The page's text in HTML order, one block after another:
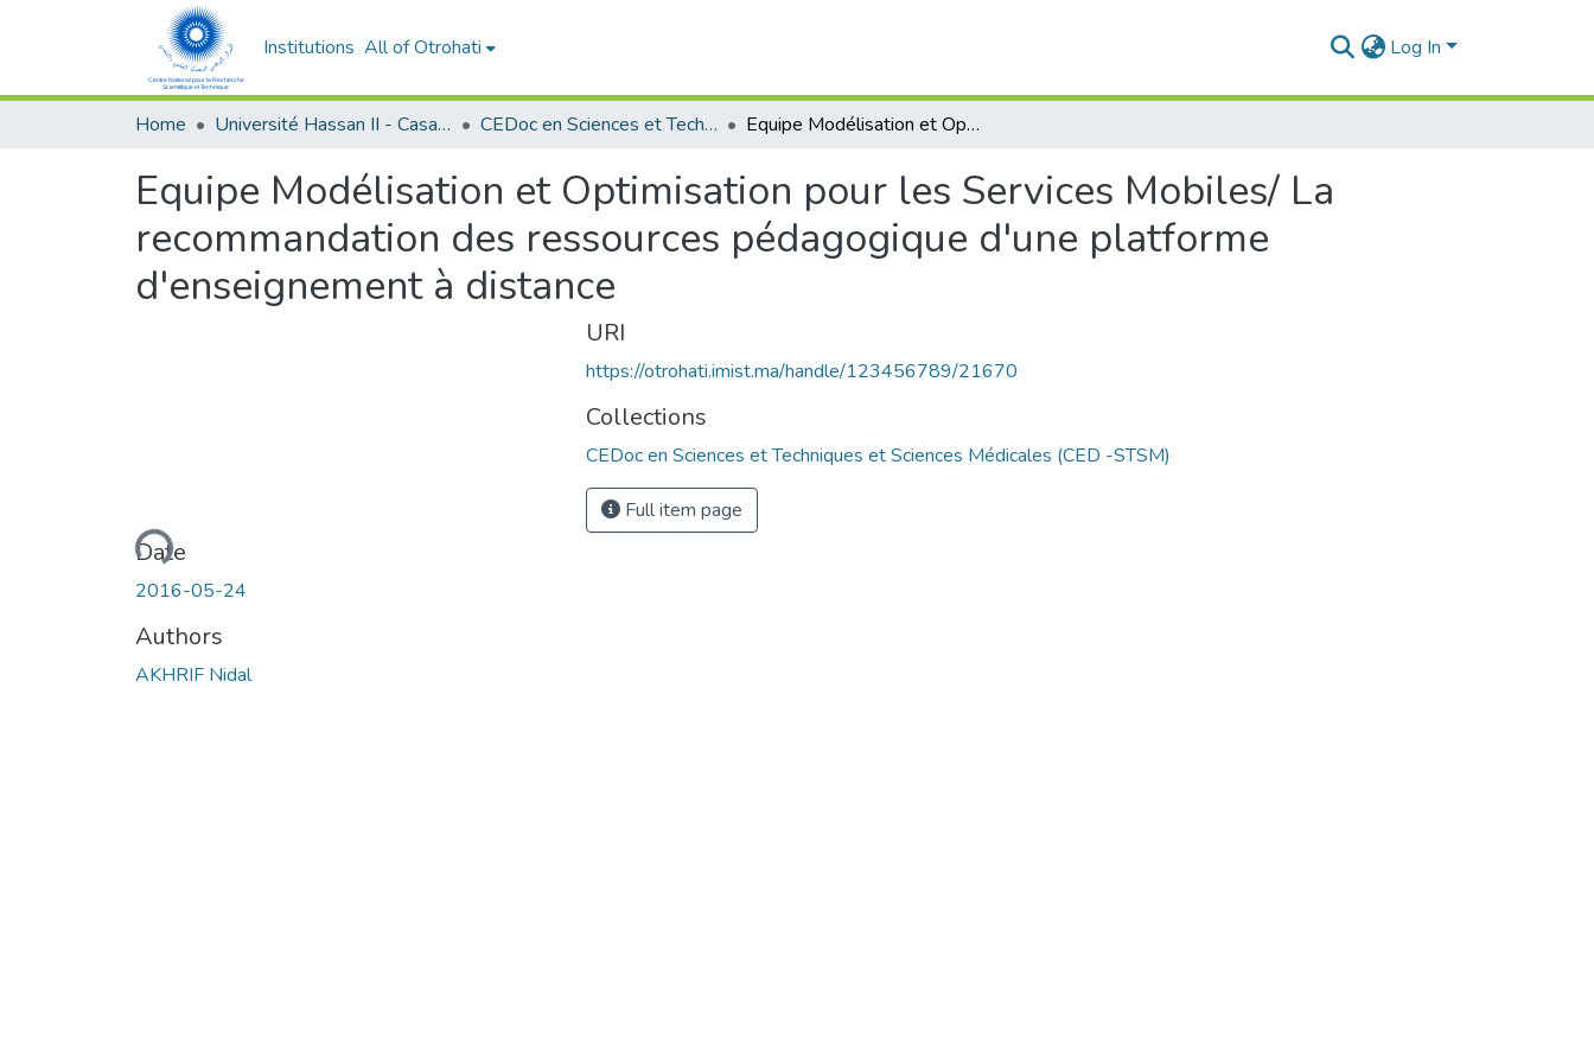
Institutions All of Otrohati Log In
Home Université Hassan II - Casablanca CEDoc en Sciences et Techniques et Sciences Médicales (CED -STSM) Equipe Modélisation et Optimisation pour les Services Mobiles/ La recommandation des ressources pédagogique d'une platforme d'enseignement à distance
Equipe Modélisation et Optimisation pour les Services Mobiles/ La
recommandation des ressources pédagogique d'une platforme
d'enseignement à distance
Loading...
Date
2016-05-24
Authors
AKHRIF Nidal
URI
https://otrohati.imist.ma/handle/123456789/21670
Collections
CEDoc en Sciences et Techniques et Sciences Médicales (CED -STSM)
Full item page